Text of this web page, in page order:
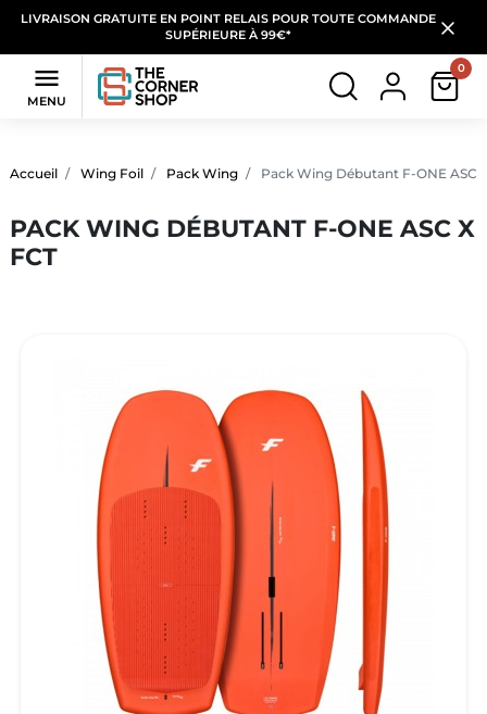
LIVRAISON GRATUITE EN POINT RELAIS POUR TOUTE COMMANDE
SUPÉRIEURE À 99€*

MENU
0
Accueil Wing Foil Pack Wing Pack Wing Débutant F-ONE ASC
PACK WING DÉBUTANT F-ONE ASC X
FCT